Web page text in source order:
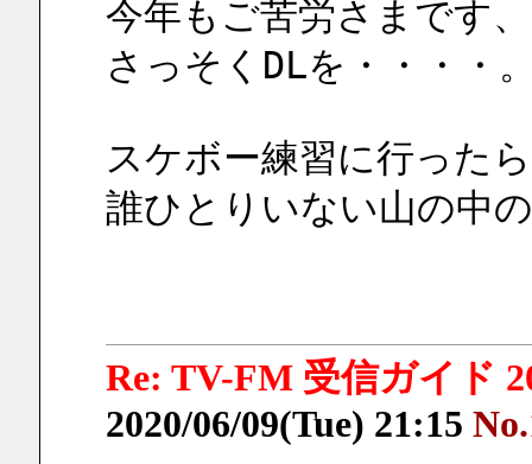
今年もご苦労さまです
さっそくDLを・・・・
スケボー練習に行った
誰ひとりいない山の中
Re: TV-FM 受信ガイド
2020/06/09(Tue) 21:15